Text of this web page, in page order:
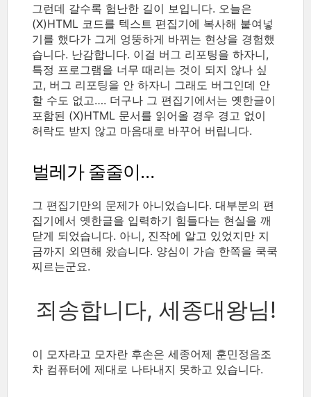
그런데 갈수록 험난한 길이 보입니다. 오늘은
(X)HTML 코드를 텍스트 편집기에 복사해 붙여넣
기를 했다가 그게 엉뚱하게 바뀌는 현상을 경험했
습니다. 난감합니다. 이걸 버그 리포팅을 하자니,
특정 프로그램을 너무 때리는 것이 되지 않나 싶
고, 버그 리포팅을 안 하자니 그래도 버그인데 안
할 수도 없고…. 더구나 그 편집기에서는 옛한글이
포함된 (X)HTML 문서를 읽어올 경우 경고 없이
허락도 받지 않고 마음대로 바꾸어 버립니다.
벌레가 줄줄이…
그 편집기만의 문제가 아니었습니다. 대부분의 편
집기에서 옛한글을 입력하기 힘들다는 현실을 깨
닫게 되었습니다. 아니, 진작에 알고 있었지만 지
금까지 외면해 왔습니다. 양심이 가슴 한쪽을 쿡쿡
찌르는군요.
죄송합니다, 세종대왕님!
이 모자라고 모자란 후손은 세종어제 훈민정음조
차 컴퓨터에 제대로 나타내지 못하고 있습니다.